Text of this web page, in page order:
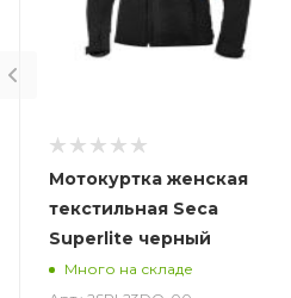
Мотокуртка женская
текстильная Seca
Superlite черный
Много на складе